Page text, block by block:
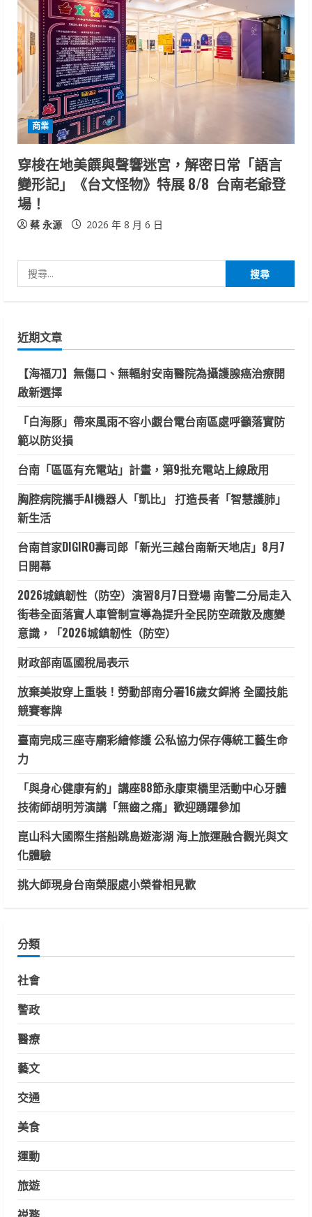
商業
穿梭在地美饌與聲響迷宮，解密日常「語言
變形記」《台文怪物》特展 8/8 台南老爺登
場！
蔡 永源 2026 年 8 月 6 日
尋
字:
近期文章
【海福刀】無傷口、無輻射安南醫院為攝護腺癌治療開
啟新選擇
「白海豚」帶來風雨不容小覷台電台南區處呼籲落實防
範以防災損
台南「區區有充電站」計畫，第9批充電站上線啟用
胸腔病院攜手AI機器人「凱比」 打造長者「智慧護肺」
新生活
台南首家DIGIRO壽司郎「新光三越台南新天地店」8月7
日開幕
2026城鎮韌性（防空）演習8月7日登場 南警二分局走入
街巷全面落實人車管制宣導為提升全民防空疏散及應變
意識，「2026城鎮韌性（防空）
財政部南區國稅局表示
放棄美妝穿上重裝！勞動部南分署16歲女銲將 全國技能
競賽奪牌
臺南完成三座寺廟彩繪修護 公私協力保存傳統工藝生命
力
「與身心健康有約」講座88節永康東橋里活動中心牙體
技術師胡明芳演講「無齒之痛」歡迎踴躍參加
崑山科大國際生搭船跳島遊澎湖 海上旅運融合觀光與文
化體驗
挑大師現身台南榮服處小榮眷相見歡
分類
社會
警政
醫療
藝文
交通
美食
運動
旅遊